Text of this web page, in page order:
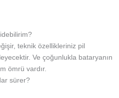
teknik özellikleriniz pil
Ve çoğunlukla bataryanın
ömrü vardır.
sürer?